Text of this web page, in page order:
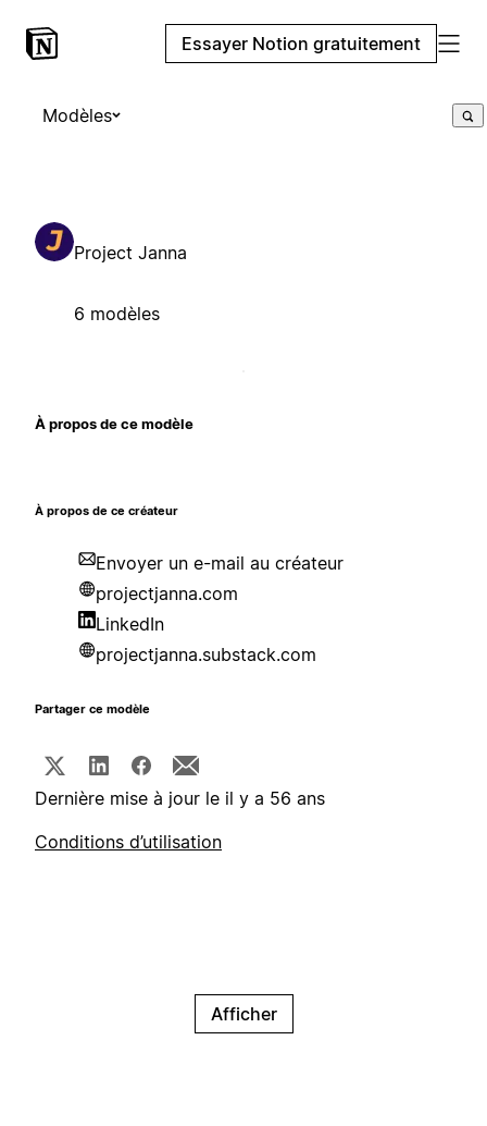
Essayer Notion gratuitement
Modèles
Project Janna
6 modèles
À propos de ce modèle
À propos de ce créateur
Envoyer un e-mail au créateur
projectjanna.com
LinkedIn
projectjanna.substack.com
Partager ce modèle
Dernière mise à jour le il y a 56 ans
Conditions d’utilisation
Afficher